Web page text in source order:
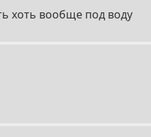
хоть вообще под воду